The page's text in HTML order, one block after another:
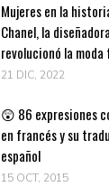
Mujeres en la
Chanel, la
revolucionó la
21 DIC, 2022
😲 86 expresiones
en francés y su
español
15 OCT, 2015